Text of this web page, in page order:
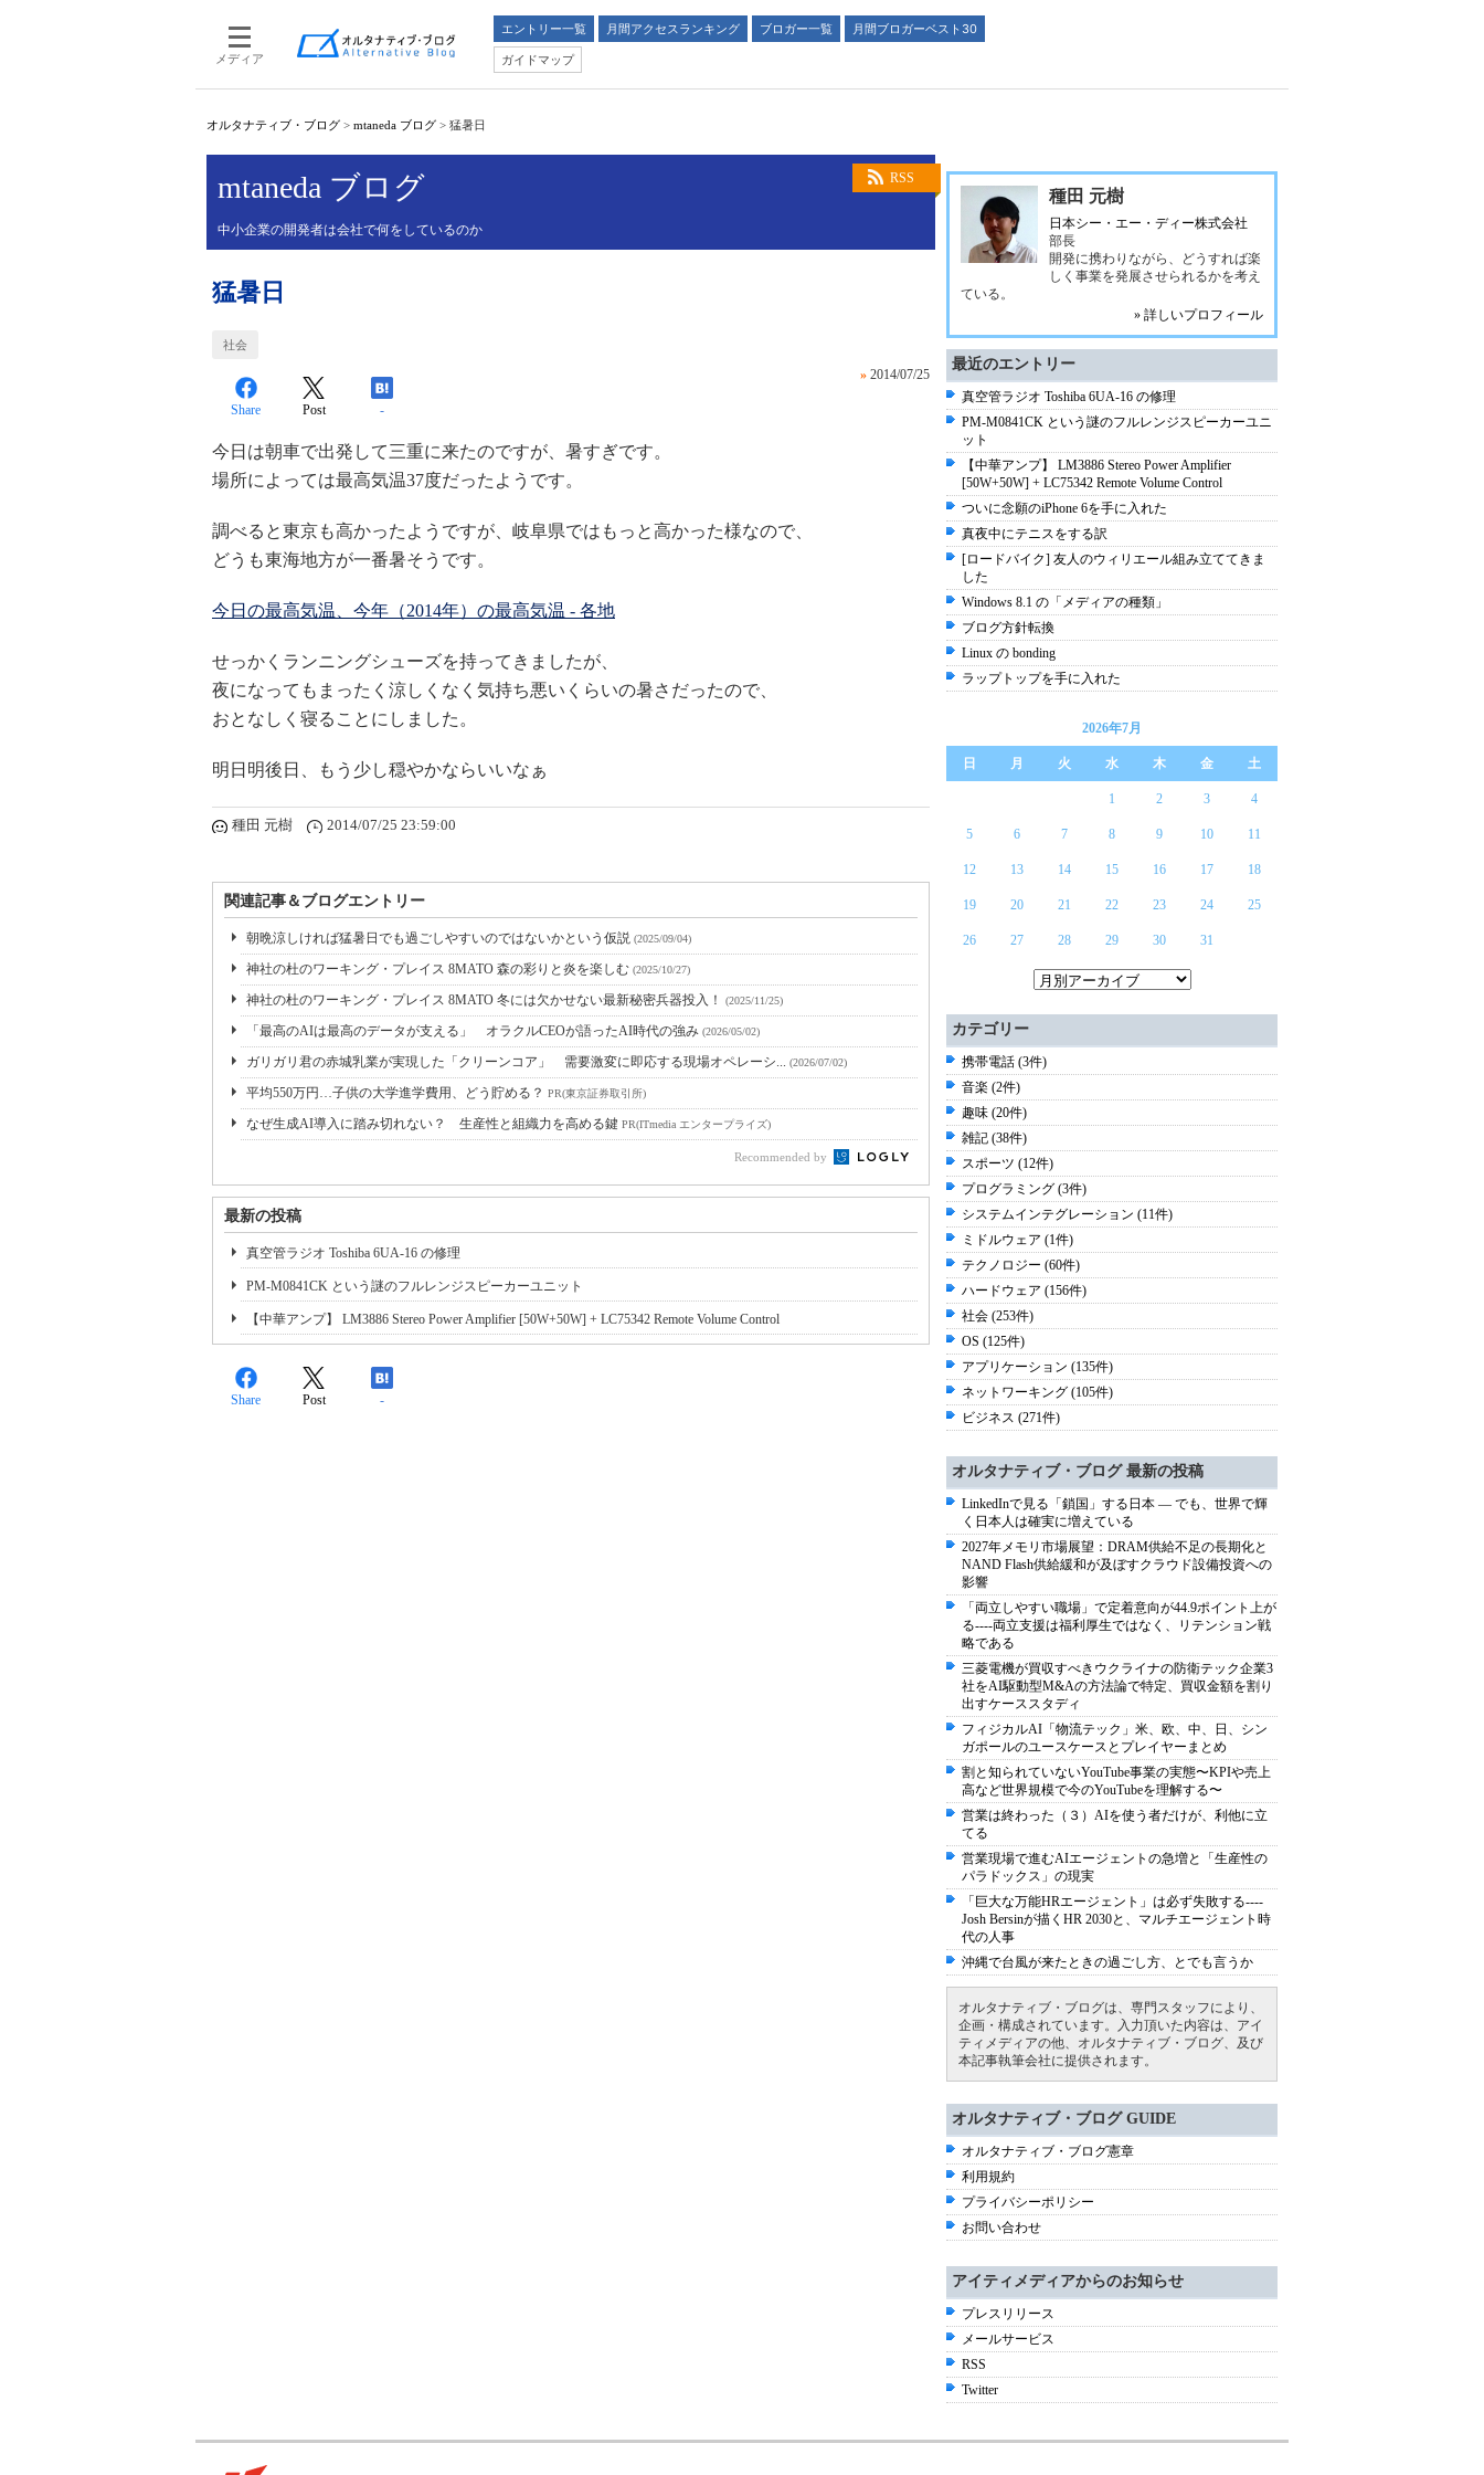
メディア
エントリー一覧 月間アクセスランキング ブロガー一覧
月間ブロガーベスト30
ガイドマップ
オルタナティブ・ブログ > mtaneda ブログ > 猛暑日
RSS
mtaneda ブログ
中小企業の開発者は会社で何をしているのか
猛暑日
社会
» 2014/07/25
Share Post -
今日は朝車で出発して三重に来たのですが、暑すぎです。
場所によっては最高気温37度だったようです。
調べると東京も高かったようですが、岐阜県ではもっと高かった様なので、
どうも東海地方が一番暑そうです。
今日の最高気温、今年（2014年）の最高気温 - 各地
せっかくランニングシューズを持ってきましたが、
夜になってもまったく涼しくなく気持ち悪いくらいの暑さだったので、
おとなしく寝ることにしました。
明日明後日、もう少し穏やかならいいなぁ
種田 元樹 2014/07/25 23:59:00
関連記事＆ブログエントリー
朝晩涼しければ猛暑日でも過ごしやすいのではないかという仮説 (2025/09/04)
神社の杜のワーキング・プレイス 8MATO 森の彩りと炎を楽しむ (2025/10/27)
神社の杜のワーキング・プレイス 8MATO 冬には欠かせない最新秘密兵器投入！ (2025/11/25)
「最高のAIは最高のデータが支える」 オラクルCEOが語ったAI時代の強み (2026/05/02)
ガリガリ君の赤城乳業が実現した「クリーンコア」 需要激変に即応する現場オペレーシ... (2026/07/02)
平均550万円…子供の大学進学費用、どう貯める？ PR(東京証券取引所)
なぜ生成AI導入に踏み切れない？ 生産性と組織力を高める鍵 PR(ITmedia エンタープライズ)
Recommended by
最新の投稿
真空管ラジオ Toshiba 6UA-16 の修理
PM-M0841CK という謎のフルレンジスピーカーユニット
【中華アンプ】 LM3886 Stereo Power Amplifier [50W+50W] + LC75342 Remote Volume Control
Share Post -
種田 元樹
日本シー・エー・ディー株式会社
部長
開発に携わりながら、どうすれば楽
しく事業を発展させられるかを考え
ている。
» 詳しいプロフィール
最近のエントリー
真空管ラジオ Toshiba 6UA-16 の修理
PM-M0841CK という謎のフルレンジスピーカーユニ
ット
【中華アンプ】 LM3886 Stereo Power Amplifier
[50W+50W] + LC75342 Remote Volume Control
ついに念願のiPhone 6を手に入れた
真夜中にテニスをする訳
[ロードバイク] 友人のウィリエール組み立ててきま
した
Windows 8.1 の「メディアの種類」
ブログ方針転換
Linux の bonding
ラップトップを手に入れた
2026年7月
日 月 火 水 木 金 土
1 2 3 4
5 6 7 8 9 10 11
12 13 14 15 16 17 18
19 20 21 22 23 24 25
26 27 28 29 30 31
カテゴリー
携帯電話 (3件)
音楽 (2件)
趣味 (20件)
雑記 (38件)
スポーツ (12件)
プログラミング (3件)
システムインテグレーション (11件)
ミドルウェア (1件)
テクノロジー (60件)
ハードウェア (156件)
社会 (253件)
OS (125件)
アプリケーション (135件)
ネットワーキング (105件)
ビジネス (271件)
オルタナティブ・ブログ 最新の投稿
LinkedInで見る「鎖国」する日本 ― でも、世界で輝
く日本人は確実に増えている
2027年メモリ市場展望：DRAM供給不足の長期化と
NAND Flash供給緩和が及ぼすクラウド設備投資への
影響
「両立しやすい職場」で定着意向が44.9ポイント上が
る----両立支援は福利厚生ではなく、リテンション戦
略である
三菱電機が買収すべきウクライナの防衛テック企業3
社をAI駆動型M&Aの方法論で特定、買収金額を割り
出すケーススタディ
フィジカルAI「物流テック」米、欧、中、日、シン
ガポールのユースケースとプレイヤーまとめ
割と知られていないYouTube事業の実態〜KPIや売上
高など世界規模で今のYouTubeを理解する〜
営業は終わった（３）AIを使う者だけが、利他に立
てる
営業現場で進むAIエージェントの急増と「生産性の
パラドックス」の現実
「巨大な万能HRエージェント」は必ず失敗する----
Josh Bersinが描くHR 2030と、マルチエージェント時
代の人事
沖縄で台風が来たときの過ごし方、とでも言うか
オルタナティブ・ブログは、専門スタッフにより、
企画・構成されています。入力頂いた内容は、アイ
ティメディアの他、オルタナティブ・ブログ、及び
本記事執筆会社に提供されます。
オルタナティブ・ブログ GUIDE
オルタナティブ・ブログ憲章
利用規約
プライバシーポリシー
お問い合わせ
アイティメディアからのお知らせ
プレスリリース
メールサービス
RSS
Twitter